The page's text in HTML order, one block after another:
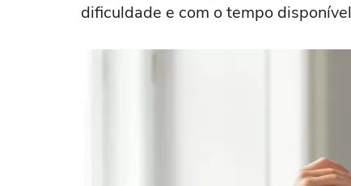
dificuldade e com o tempo